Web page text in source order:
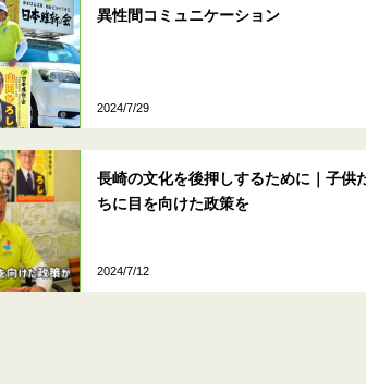
異性間コミュニケーション
2024/7/29
長崎の文化を後押しするために｜子供
ちに目を向けた政策を
2024/7/12